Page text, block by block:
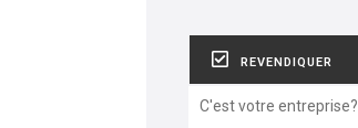
REVENDIQUER
C'est votre entreprise?